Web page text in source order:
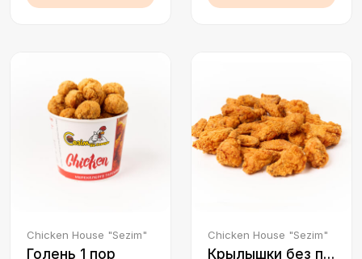
Chicken House "Sezim"
Голень 1 пор
Chicken House "Sezim"
Крылышки без перца 0,5